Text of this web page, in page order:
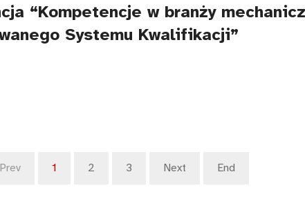
“Kompetencje w branży
Systemu Kwalifikacji”
Prev 1 2 3 Next End